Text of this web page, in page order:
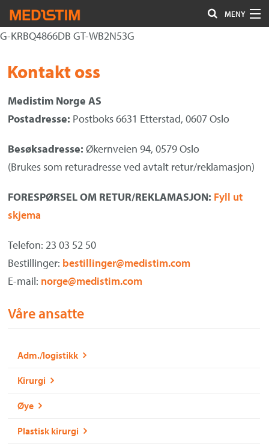
G-KRBQ4866DB GT-WB2N53G
MENY
Hjerte-Kar
Nevrokirurgi
Gastro
Øvrig kirurgi
Plastisk kirurgi
Øye
Kontakt oss
Om Medistim
skrift
Kontakt oss
Medistim Norge AS
Postadresse: Postboks 6631 Etterstad, 0607 Oslo
Besøksadresse: Økernveien 94, 0579 Oslo
(Brukes som returadresse ved avtalt retur/reklamasjon)
FORESPØRSEL OM RETUR/REKLAMASJON: Fyll ut
skjema
Telefon: 23 03 52 50
Bestillinger: bestillinger@medistim.com
E-mail: norge@medistim.com
Våre ansatte
Adm./logistikk
Kirurgi
Øye
Plastisk kirurgi